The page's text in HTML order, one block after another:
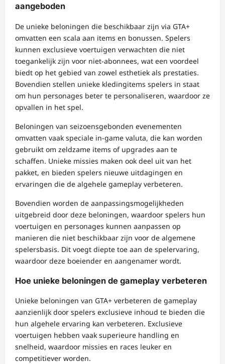
aangeboden
De unieke beloningen die beschikbaar zijn via GTA+
omvatten een scala aan items en bonussen. Spelers
kunnen exclusieve voertuigen verwachten die niet
toegankelijk zijn voor niet-abonnees, wat een voordeel
biedt op het gebied van zowel esthetiek als prestaties.
Bovendien stellen unieke kledingitems spelers in staat
om hun personages beter te personaliseren, waardoor ze
opvallen in het spel.
Beloningen van seizoensgebonden evenementen
omvatten vaak speciale in-game valuta, die kan worden
gebruikt om zeldzame items of upgrades aan te
schaffen. Unieke missies maken ook deel uit van het
pakket, en bieden spelers nieuwe uitdagingen en
ervaringen die de algehele gameplay verbeteren.
Bovendien worden de aanpassingsmogelijkheden
uitgebreid door deze beloningen, waardoor spelers hun
voertuigen en personages kunnen aanpassen op
manieren die niet beschikbaar zijn voor de algemene
spelersbasis. Dit voegt diepte toe aan de spelervaring,
waardoor deze boeiender en aangenamer wordt.
Hoe unieke beloningen de gameplay verbeteren
Unieke beloningen van GTA+ verbeteren de gameplay
aanzienlijk door spelers exclusieve inhoud te bieden die
hun algehele ervaring kan verbeteren. Exclusieve
voertuigen hebben vaak superieure handling en
snelheid, waardoor missies en races leuker en
competitiever worden.